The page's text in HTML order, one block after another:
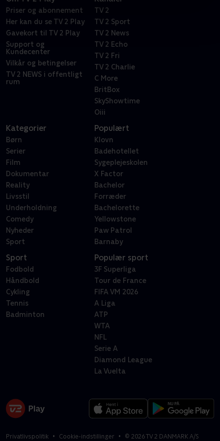
Priser og abonnement
Her kan du se TV 2 Play
Gavekort til TV 2 Play
Support og
Kundecenter
Vilkår og betingelser
TV 2 NEWS i offentligt
rum
TV 2
TV 2 Sport
TV 2 News
TV 2 Echo
TV 2 Fri
TV 2 Charlie
C More
BritBox
SkyShowtime
Oiii
Kategorier
Børn
Serier
Film
Dokumentar
Reality
Livsstil
Underholdning
Comedy
Nyheder
Sport
Populært
Klovn
Badehotellet
Sygeplejeskolen
X Factor
Bachelor
Forræder
Bachelorette
Yellowstone
Paw Patrol
Barnaby
Sport
Fodbold
Håndbold
Cykling
Tennis
Badminton
Populær sport
3F Superliga
Tour de France
FIFA VM 2026
A Liga
ATP
WTA
NFL
Serie A
Diamond League
La Vuelta
Privatlivspolitik Cookie-indstillinger © 2026TV 2 DANMARK A/S